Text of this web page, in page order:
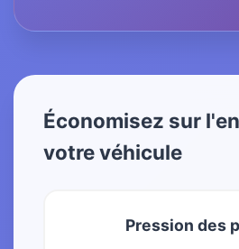
Économisez sur
votre véhicule
Pression des